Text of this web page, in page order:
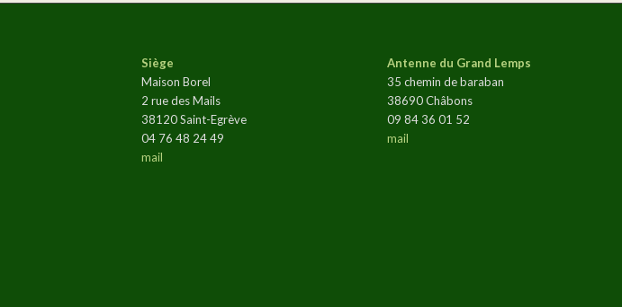
Siège
Maison Borel
2 rue des Mails
38120 Saint-Egrève
04 76 48 24 49
mail
Antenne du Grand Lemps
35 chemin de baraban
38690 Châbons
09 84 36 01 52
mail